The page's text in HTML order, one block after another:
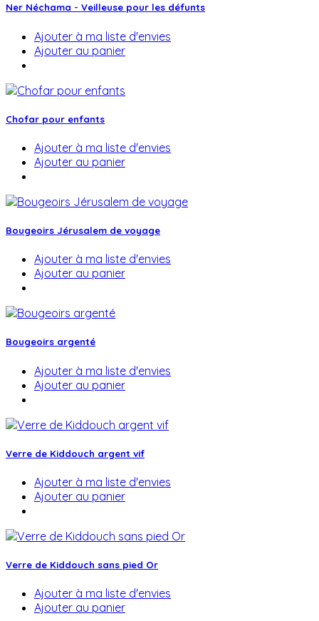
Ner Néchama - Veilleuse pour les défunts
Ajouter à ma liste d'envies
Ajouter au panier
Chofar pour enfants
Ajouter à ma liste d'envies
Ajouter au panier
Bougeoirs Jérusalem de voyage
Ajouter à ma liste d'envies
Ajouter au panier
Bougeoirs argenté
Ajouter à ma liste d'envies
Ajouter au panier
Verre de Kiddouch argent vif
Ajouter à ma liste d'envies
Ajouter au panier
Verre de Kiddouch sans pied Or
Ajouter à ma liste d'envies
Ajouter au panier